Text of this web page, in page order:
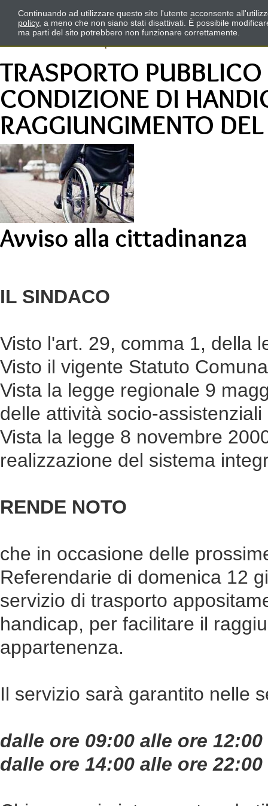
TRASPORTO
CONDIZIONE DI
RAGGIUNGIMENTO
Avviso alla cittadinanza
IL SINDACO
Visto l'art. 29, comma 1, della
Visto il vigente Statuto
Vista la legge regionale 9
delle attività socio-assistenziali
Vista la legge 8 novembre
realizzazione del sistema
RENDE NOTO
che in occasione delle
Referendarie di domenica 12
servizio di trasporto
handicap, per facilitare il
appartenenza.
Il servizio sarà garantito nelle
dalle ore 09:00 alle ore 12:00
dalle ore 14:00 alle ore 22:00
Continuando ad utilizzare questo sito l'utente acconsente
policy, a meno che non siano stati disattivati. È possibile
ma parti del sito potrebbero non funzionare correttamente.